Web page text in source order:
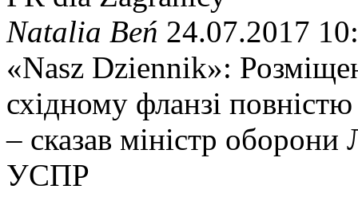
Natalia Beń 24.07.2017
«Nasz Dziennik»:
східному фланзі
– сказав міністр оборони
УСПР